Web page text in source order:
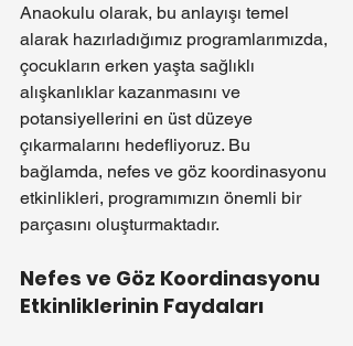
Anaokulu olarak, bu anlayışı temel
alarak hazırladığımız programlarımızda,
çocukların erken yaşta sağlıklı
alışkanlıklar kazanmasını ve
potansiyellerini en üst düzeye
çıkarmalarını hedefliyoruz. Bu
bağlamda, nefes ve göz koordinasyonu
etkinlikleri, programımızın önemli bir
parçasını oluşturmaktadır.
Nefes ve Göz Koordinasyonu
Etkinliklerinin Faydaları